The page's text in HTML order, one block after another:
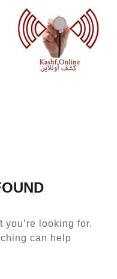
Skip
content
you’re looking for.
can help.